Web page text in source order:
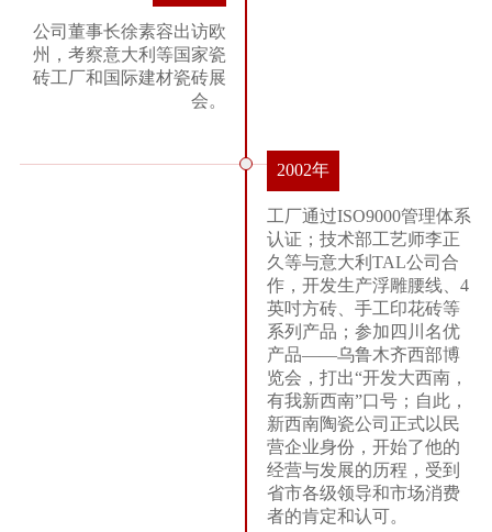
公司董事长徐素容出访欧
州，考察意大利等国家瓷
砖工厂和国际建材瓷砖展
会。
2002年
工厂通过ISO9000管理体系
认证；技术部工艺师李正
久等与意大利TAL公司合
作，开发生产浮雕腰线、4
英吋方砖、手工印花砖等
系列产品；参加四川名优
产品——乌鲁木齐西部博
览会，打出“开发大西南，
有我新西南”口号；自此，
新西南陶瓷公司正式以民
营企业身份，开始了他的
经营与发展的历程，受到
省市各级领导和市场消费
者的肯定和认可。